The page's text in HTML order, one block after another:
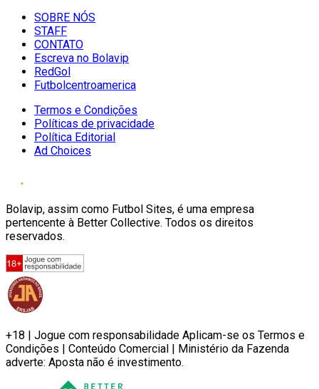
SOBRE NÓS
STAFF
CONTATO
Escreva no Bolavip
RedGol
Futbolcentroamerica
Termos e Condições
Políticas de privacidade
Política Editorial
Ad Choices
Bolavip, assim como Futbol Sites, é uma empresa
pertencente à Better Collective. Todos os direitos
reservados.
+18 | Jogue com responsabilidade Aplicam-se os Termos e
Condições | Conteúdo Comercial | Ministério da Fazenda
adverte: Aposta não é investimento.